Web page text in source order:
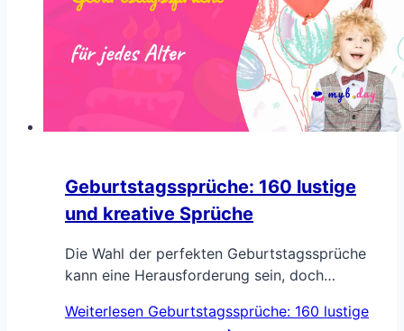
Geburtstagssprüche: 160 lustige
und kreative Sprüche
Die Wahl der perfekten Geburtstagssprüche
kann eine Herausforderung sein, doch…
Weiterlesen Geburtstagssprüche: 160 lustige